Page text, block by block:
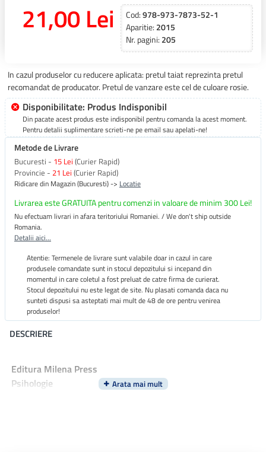
21,00 Lei Cod:978-973-7873-52-1
Aparitie: 2015
Nr. pagini: 205
Metode de Livrare
Bucuresti - 15 Lei (Curier Rapid)
Provincie - 21 Lei (Curier Rapid)
Ridicare din Magazin (Bucuresti) -> Locatie
Livrarea este GRATUITA pentru comenzi in valoare de minim 300 Lei!
Nu efectuam livrari in afara teritoriului Romaniei. / We don't ship outside
Romania.
Detalii aici...
Atentie: Termenele de livrare sunt valabile doar in cazul in care
produsele comandate sunt in stocul depozitului si incepand din
momentul in care coletul a fost preluat de catre firma de curierat.
Stocul depozitului nu este legat de site. Nu plasati comanda daca nu
sunteti dispusi sa asteptati mai mult de 48 de ore pentru venirea
produselor!
In cazul produselor cu reducere aplicata: pretul taiat reprezinta pretul
recomandat de producator. Pretul de vanzare este cel de culoare rosie.
Disponibilitate: Produs Indisponibil
Din pacate acest produs este indisponibil pentru comanda la acest moment.
Pentru detalii suplimentare scrieti-ne pe email sau apelati-ne!
DESCRIERE
Editura Milena Press
Psihologie